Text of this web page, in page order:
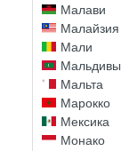
Малави
Малайзия
Мали
Мальдивы
Мальта
Марокко
Мексика
Монако